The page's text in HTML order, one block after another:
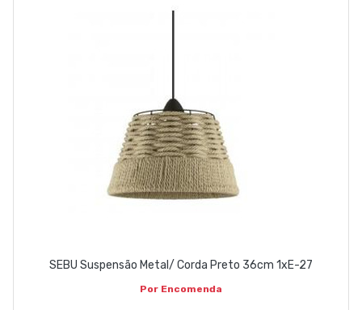
SEBU Suspensão Metal/ Corda Preto 36cm 1xE-27
Por Encomenda